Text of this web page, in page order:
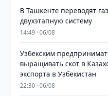
В Ташкенте переводят
двухэтапную систему
14:49 · 06/08
Узбекским
выращивать скот в
экспорта в Узбекистан
22:30 · 06/08